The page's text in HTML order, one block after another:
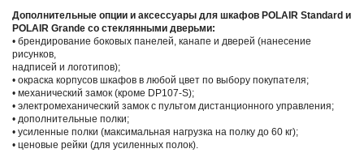
Дополнительные опции и аксессуары для шкафов POLAIR Standard и
POLAIR Grande со стеклянными дверьми:
• брендирование боковых панелей, канапе и дверей (нанесение
рисунков,
надписей и логотипов);
• окраска корпусов шкафов в любой цвет по выбору покупателя;
• механический замок (кроме DP107-S);
• электромеханический замок с пультом дистанционного управления;
• дополнительные полки;
• усиленные полки (максимальная нагрузка на полку до 60 кг);
• ценовые рейки (для усиленных полок).